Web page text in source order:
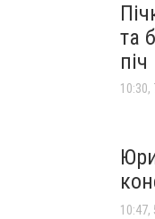
та
піч
10:30,
10:47,